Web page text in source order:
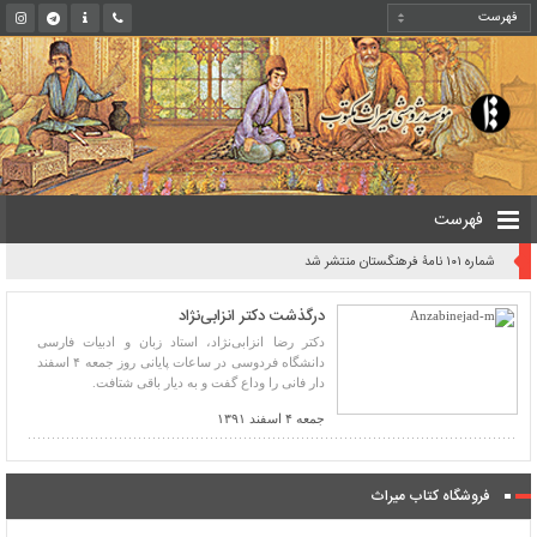
فهرست
شماره ۱۰۱ نامۀ فرهنگستان منتشر شد
درگذشت دکتر انزابی‌نژاد
دکتر رضا انزابی‌نژاد، استاد زبان و ادبیات فارسی
دانشگاه فردوسی در ساعات پایانی روز جمعه ۴ اسفند
دار فانی را وداع گفت و به دیار باقی شتافت.
جمعه ۴ اسفند ۱۳۹۱
فروشگاه کتاب میراث